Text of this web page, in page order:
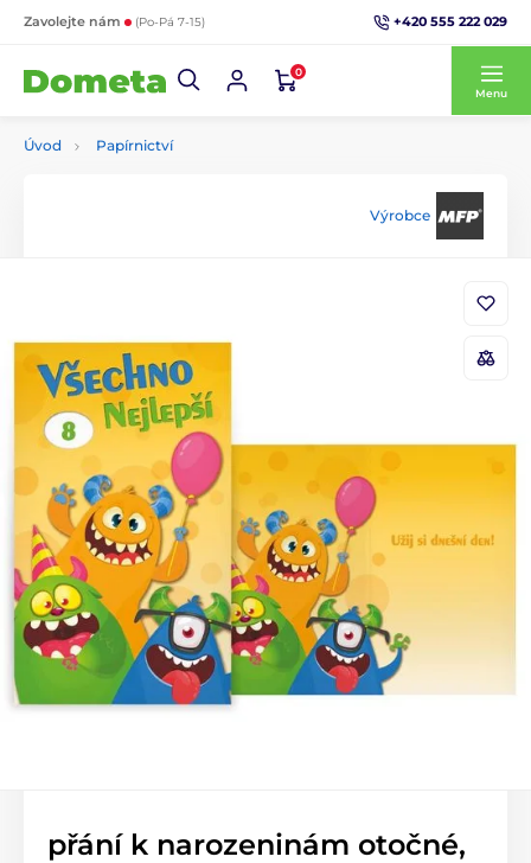
Zavolejte nám (Po-Pá 7-15) +420 555 222 029
0
Menu
Úvod Papírnictví
Výrobce
přání k narozeninám otočné,